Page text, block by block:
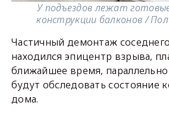
У подъездов лежат
конструкции балконов /
Частичный демонтаж
находился эпицентр взрыва,
ближайшее время,
будут обследовать состояние
дома.